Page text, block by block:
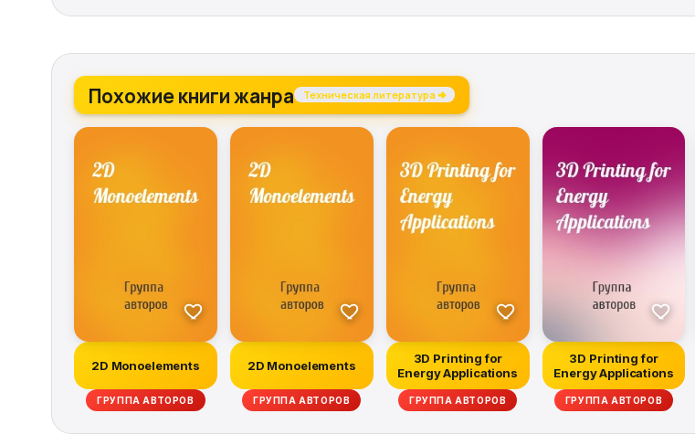
Похожие книги жанра Техническая литература →
2D Monoelements
ГРУППА АВТОРОВ
2D Monoelements
ГРУППА АВТОРОВ
3D Printing for
Energy Applications
ГРУППА АВТОРОВ
3D Printing for
Energy Applications
ГРУППА АВТОРОВ